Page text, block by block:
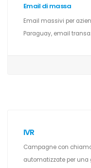
Email di massa
Email massivi per
Paraguay, email
IVR
Campagne con
automatizzate per una